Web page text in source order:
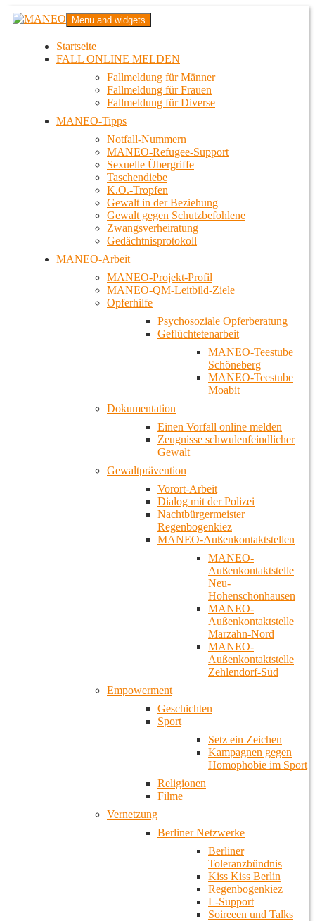
Zum
InhaltMANEO
Das schwule Anti-Gewalt-Projekt in Berlin
Menu and widgets
Startseite
FALL ONLINE MELDEN
Fallmeldung für Männer
Fallmeldung für Frauen
Fallmeldung für Diverse
MANEO-Tipps
Notfall-Nummern
MANEO-Refugee-Support
Sexuelle Übergriffe
Taschendiebe
K.O.-Tropfen
Gewalt in der Beziehung
Gewalt gegen Schutzbefohlene
Zwangsverheiratung
Gedächtnisprotokoll
MANEO-Arbeit
MANEO-Projekt-Profil
MANEO-QM-Leitbild-Ziele
Opferhilfe
Psychosoziale Opferberatung
Geflüchtetenarbeit
MANEO-Teestube
Schöneberg
MANEO-Teestube
Moabit
Dokumentation
Einen Vorfall online melden
Zeugnisse schwulenfeindlicher
Gewalt
Gewaltprävention
Vorort-Arbeit
Dialog mit der Polizei
Nachtbürgermeister
Regenbogenkiez
MANEO-Außenkontaktstellen
MANEO-
Außenkontaktstelle
Neu-
Hohenschönhausen
MANEO-
Außenkontaktstelle
Marzahn-Nord
MANEO-
Außenkontaktstelle
Zehlendorf-Süd
Empowerment
Geschichten
Sport
Setz ein Zeichen
Kampagnen gegen
Homophobie im Sport
Religionen
Filme
Vernetzung
Berliner Netzwerke
Berliner
Toleranzbündnis
Kiss Kiss Berlin
Regenbogenkiez
L-Support
Soireeen und Talks